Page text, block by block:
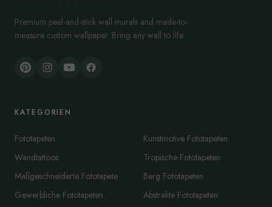
Premium peel-and-stick wall murals and made-to-
measure custom wallpaper. Bring any wall to life.
KATEGORIEN
Fototapeten
Wandtattoos
Maßgeschneiderte Fototapete
Gewerbliche Fototapeten
Kunstmotive Fototapeten
Tropische Fototapeten
Berg Fototapeten
Abstrakte Fototapeten